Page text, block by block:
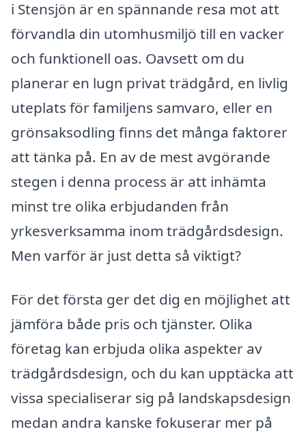
i Stensjön är en spännande resa mot att
förvandla din utomhusmiljö till en vacker
och funktionell oas. Oavsett om du
planerar en lugn privat trädgård, en livlig
uteplats för familjens samvaro, eller en
grönsaksodling finns det många faktorer
att tänka på. En av de mest avgörande
stegen i denna process är att inhämta
minst tre olika erbjudanden från
yrkesverksamma inom trädgårdsdesign.
Men varför är just detta så viktigt?
För det första ger det dig en möjlighet att
jämföra både pris och tjänster. Olika
företag kan erbjuda olika aspekter av
trädgårdsdesign, och du kan upptäcka att
vissa specialiserar sig på landskapsdesign
medan andra kanske fokuserar mer på